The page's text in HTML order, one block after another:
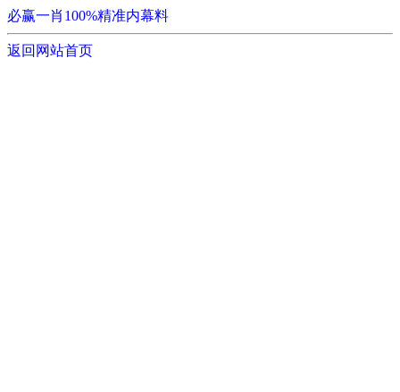
必赢一肖100%精准内幕料
返回网站首页